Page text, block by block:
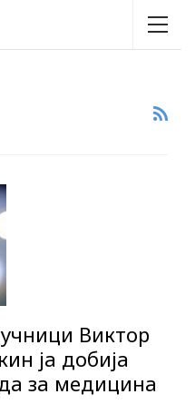
Виктор
ја добија
за медицина